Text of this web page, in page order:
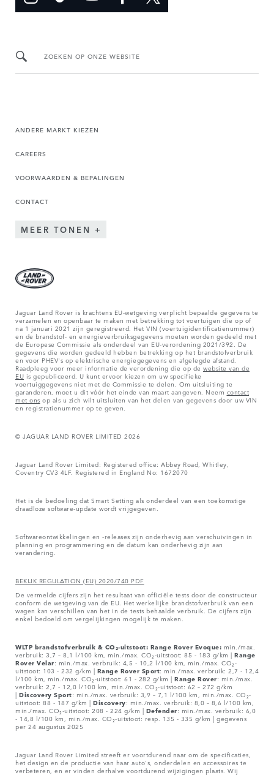
ZOEKEN OP ONZE WEBSITE
ANDERE MARKT KIEZEN
CAREERS
VOORWAARDEN & BEPALINGEN
CONTACT
MEER TONEN
Jaguar Land Rover is krachtens EU-wetgeving verplicht bepaalde gegevens te
verzamelen en openbaar te maken met betrekking tot voertuigen die op of
na 1 januari 2021 zijn geregistreerd. Het VIN (voertuigidentificatienummer)
en de brandstof- en energieverbruiksgegevens moeten worden gedeeld met
de Europese Commissie als onderdeel van EU-verordening 2021/392. De
gegevens die worden gedeeld hebben betrekking op het brandstofverbruik
en voor PHEV's op elektrische energiegegevens en afgelegde afstand.
Raadpleeg voor meer informatie de verordening die op dewebsite van de
EU is gepubliceerd. U kunt ervoor kiezen om uw specifieke
voertuiggegevens niet met de Commissie te delen. Om uitsluiting te
garanderen, moet u dit vóór het einde van maart aangeven. Neem contact
met ons op als u zich wilt uitsluiten van het delen van gegevens door uw VIN
en registratienummer op te geven.
© JAGUAR LAND ROVER LIMITED 2026
Jaguar Land Rover Limited: Registered office: Abbey Road, Whitley,
Coventry CV3 4LF. Registered in England No: 1672070
Het is de bedoeling dat Smart Setting als onderdeel van een toekomstige
draadloze software-update wordt vrijgegeven.
Softwareontwikkelingen en -releases zijn onderhevig aan verschuivingen in
planning en programmering en de datum kan onderhevig zijn aan
verandering.
BEKIJK REGULATION (EU) 2020/740 PDF
De vermelde cijfers zijn het resultaat van officiële tests door de constructeur
conform de wetgeving van de EU. Het werkelijke brandstofverbruik van een
wagen kan verschillen van het in de tests behaalde verbruik. De cijfers zijn
enkel bedoeld om vergelijkingen mogelijk te maken.
WLTP brandstofverbruik & CO₂-uitstoot: Range Rover Evoque: min./max.
verbruik: 3,7 – 8,1 l/100 km, min./max. CO₂-uitstoot: 85 - 183 g/km | Range
Rover Velar: min./max. verbruik: 4,5 - 10,2 l/100 km, min./max. CO₂-
uitstoot: 103 - 232 g/km | Range Rover Sport: min./max. verbruik: 2,7 - 12,4
l/100 km, min./max. CO₂-uitstoot: 61 - 282 g/km | Range Rover: min./max.
verbruik: 2,7 - 12,0 l/100 km, min./max. CO₂-uitstoot: 62 – 272 g/km
| Discovery Sport: min./max. verbruik: 3,9 – 7,1 l/100 km, min./max. CO₂-
uitstoot: 88 - 187 g/km | Discovery: min./max. verbruik: 8,0 – 8,6 l/100 km,
min./max. CO₂-uitstoot: 208 - 224 g/km | Defender: min./max. verbruik: 6,0
- 14,8 l/100 km, min./max. CO₂-uitstoot: resp. 135 - 335 g/km | gegevens
per 24 augustus 2025
Jaguar Land Rover Limited streeft er voortdurend naar om de specificaties,
het design en de productie van haar auto's, onderdelen en accessoires te
verbeteren, en er vinden derhalve voortdurend wijzigingen plaats. Wij